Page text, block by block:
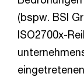
(bspw. BSI
ISO2700x-